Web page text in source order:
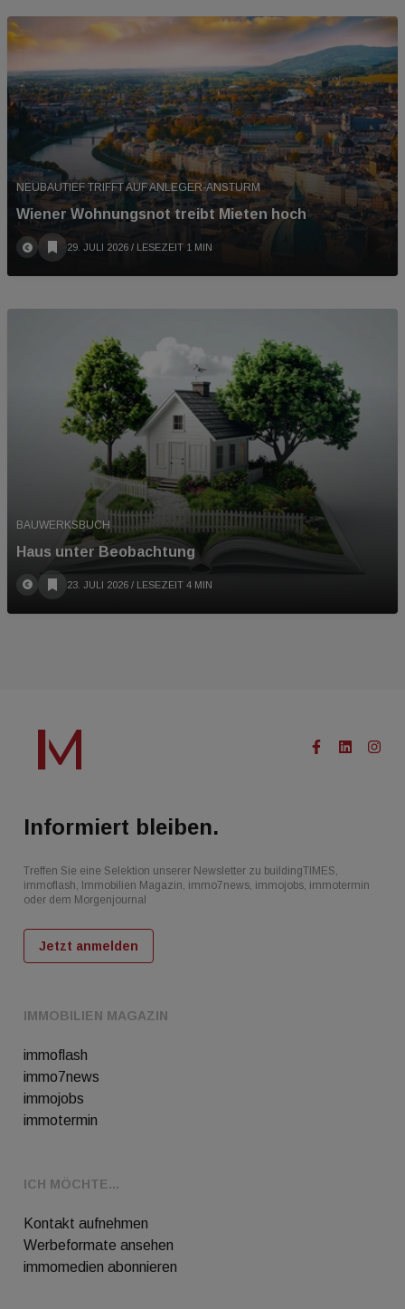
NEUBAUTIEF TRIFFT AUF ANLEGER-ANSTURM
Wiener Wohnungsnot treibt Mieten hoch
29. JULI 2026 / LESEZEIT 1 MIN
BAUWERKSBUCH
Haus unter Beobachtung
23. JULI 2026 / LESEZEIT 4 MIN
IMMOBILIEN MAGAZIN
immoflash
immo7news
immojobs
immotermin
ICH MÖCHTE...
Kontakt aufnehmen
Werbeformate ansehen
immomedien abonnieren
Informiert bleiben.
Treffen Sie eine Selektion unserer Newsletter zu buildingTIMES,
immoflash, Immobilien Magazin, immo7news, immojobs, immotermin
oder dem Morgenjournal
Jetzt anmelden